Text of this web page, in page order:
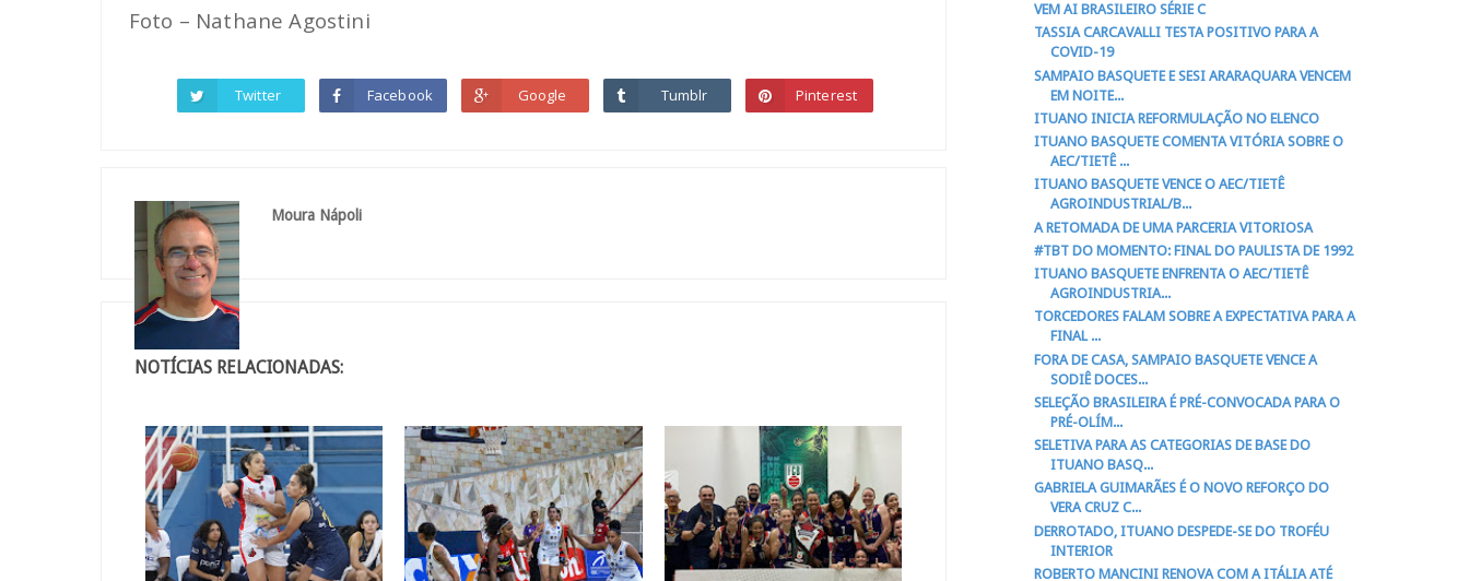
Foto – Nathane Agostini
Twitter Facebook Google Tumblr Pinterest
Moura Nápoli
NOTÍCIAS RELACIONADAS:
VEM AI BRASILEIRO SÉRIE C
TASSIA CARCAVALLI TESTA POSITIVO PARA A
COVID-19
SAMPAIO BASQUETE E SESI ARARAQUARA VENCEM
EM NOITE...
ITUANO INICIA REFORMULAÇÃO NO ELENCO
ITUANO BASQUETE COMENTA VITÓRIA SOBRE O
AEC/TIETÊ ...
ITUANO BASQUETE VENCE O AEC/TIETÊ
AGROINDUSTRIAL/B...
A RETOMADA DE UMA PARCERIA VITORIOSA
#TBT DO MOMENTO: FINAL DO PAULISTA DE 1992
ITUANO BASQUETE ENFRENTA O AEC/TIETÊ
AGROINDUSTRIA...
TORCEDORES FALAM SOBRE A EXPECTATIVA PARA A
FINAL ...
FORA DE CASA, SAMPAIO BASQUETE VENCE A
SODIÊ DOCES...
SELEÇÃO BRASILEIRA É PRÉ-CONVOCADA PARA O
PRÉ-OLÍM...
SELETIVA PARA AS CATEGORIAS DE BASE DO
ITUANO BASQ...
GABRIELA GUIMARÃES É O NOVO REFORÇO DO
VERA CRUZ C...
DERROTADO, ITUANO DESPEDE-SE DO TROFÉU
INTERIOR
ROBERTO MANCINI RENOVA COM A ITÁLIA ATÉ